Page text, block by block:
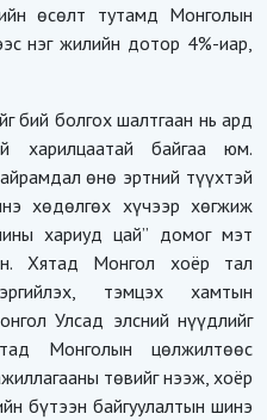
өсөлт тутамд Монголын
нэг жилийн дотор 4%-иар,
бий болгох шалтгаан нь ард
харилцаатай байгаа юм.
өнө эртний түүхтэй
хөдөлгөх хүчээр хөгжиж
хариуд цай” домог мэт
Хятад Монгол хоёр тал
тэмцэх хамтын
Улсад элсний нүүдлийг
Монголын цөлжилтөөс
төвийг нээж, хоёр
бүтээн байгуулалтын шинэ